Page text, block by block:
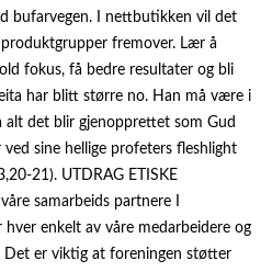
bufarvegen. I nettbutikken vil det
fremover. Lær å
fokus, få bedre resultater og bli
har blitt større no. Han må være i
det blir gjenopprettet som Gud
sine hellige profeters fleshlight
21). UTDRAG ETISKE
samarbeids partnere I
enkelt av våre medarbeidere og
Det er viktig at foreningen støtter